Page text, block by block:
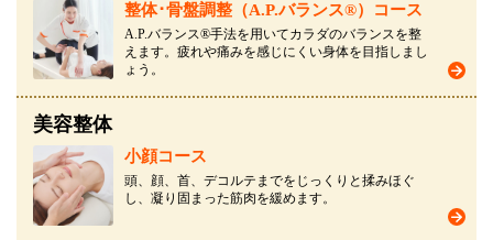
整体･骨盤調整（A.P.バランス®）コース
A.P.バランス®手法を用いてカラダのバランスを整
えます。疲れや痛みを感じにくい身体を目指しまし
ょう。
美容整体
小顔コース
頭、顔、首、デコルテまでをじっくりと揉みほぐ
し、凝り固まった筋肉を緩めます。